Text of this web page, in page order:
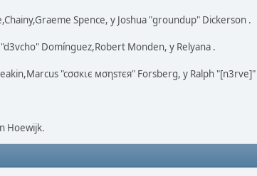
Spence, y Joshua "groundup" Dickerson .
Domínguez,Robert Monden, y Relyana .
"cσσкιє мσηѕтєя" Forsberg, y Ralph
Hoewijk.